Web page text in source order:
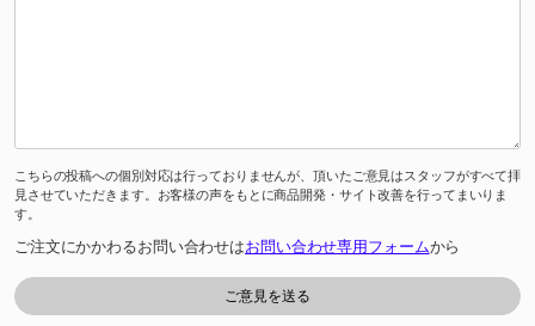
こちらの投稿への個別対応は行っておりませんが、頂いたご意見はスタッフがすべて拝
見させていただきます。お客様の声をもとに商品開発・サイト改善を行ってまいりま
す。
ご注文にかかわるお問い合わせはお問い合わせ専用フォームから